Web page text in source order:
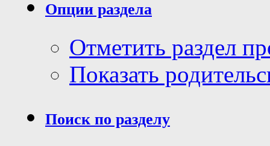
Опции раздела
Отметить раздел
Показать
Поиск по разделу